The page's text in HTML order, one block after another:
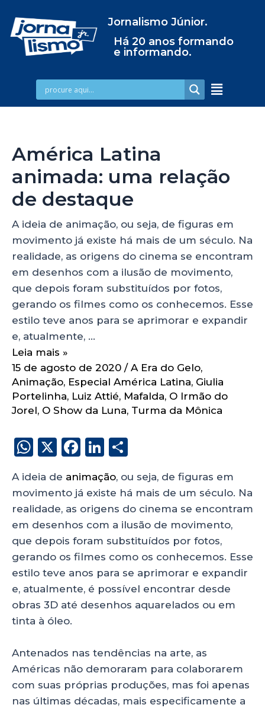
Jornalismo Júnior.
Há 20 anos formando
e informando.
América Latina
animada: uma relação
de destaque
A ideia de animação, ou seja, de figuras em
movimento já existe há mais de um século. Na
realidade, as origens do cinema se encontram
em desenhos com a ilusão de movimento,
que depois foram substituídos por fotos,
gerando os filmes como os conhecemos. Esse
estilo teve anos para se aprimorar e expandir
e, atualmente, …
Leia mais »
15 de agosto de 2020 / A Era do Gelo,
Animação, Especial América Latina, Giulia
Portelinha, Luiz Attié, Mafalda, O Irmão do
Jorel, O Show da Luna, Turma da Mônica
W
a
ts
A
p
p
X
F
c
e
b
o
o
k
Li
k
e
dI
n
a
re
A ideia de animação, ou seja, de figuras em
movimento já existe há mais de um século. Na
realidade, as origens do cinema se encontram
em desenhos com a ilusão de movimento,
que depois foram substituídos por fotos,
gerando os filmes como os conhecemos. Esse
estilo teve anos para se aprimorar e expandir
e, atualmente, é possível encontrar desde
obras 3D até desenhos aquarelados ou em
tinta à óleo.
Antenados nas tendências na arte, as
Américas não demoraram para colaborarem
com suas próprias produções, mas foi apenas
nas últimas décadas, mais especificamente a